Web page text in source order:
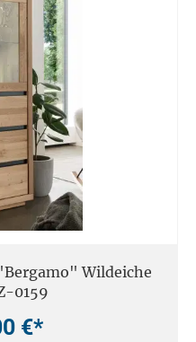
Wildeiche
0159
€*